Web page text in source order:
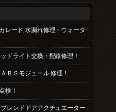
レード 水漏れ修理・ウォータ
ドライト交換・配線修理！
ＢＳモジュール 修理！
検！
レンドドアアクチュエーター